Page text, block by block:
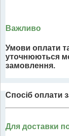
Важливо
Умови оплати
уточнюються
замовлення.
Спосіб оплати
Для доставки